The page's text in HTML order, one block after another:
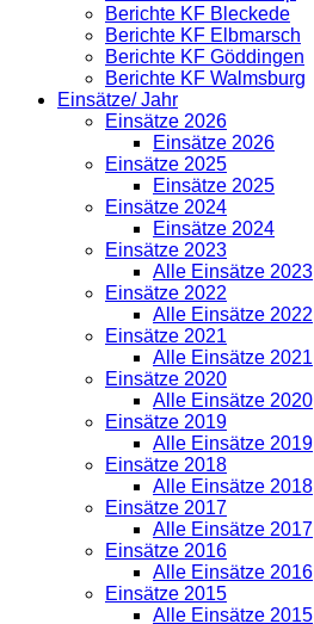
Berichte KF Bleckede
Berichte KF Elbmarsch
Berichte KF Göddingen
Berichte KF Walmsburg
Einsätze/ Jahr
Einsätze 2026
Einsätze 2026
Einsätze 2025
Einsätze 2025
Einsätze 2024
Einsätze 2024
Einsätze 2023
Alle Einsätze 2023
Einsätze 2022
Alle Einsätze 2022
Einsätze 2021
Alle Einsätze 2021
Einsätze 2020
Alle Einsätze 2020
Einsätze 2019
Alle Einsätze 2019
Einsätze 2018
Alle Einsätze 2018
Einsätze 2017
Alle Einsätze 2017
Einsätze 2016
Alle Einsätze 2016
Einsätze 2015
Alle Einsätze 2015